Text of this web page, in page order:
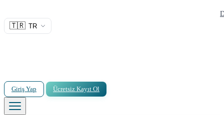
🇹🇷 TR
Giriş Yap Ücretsiz Kayıt Ol